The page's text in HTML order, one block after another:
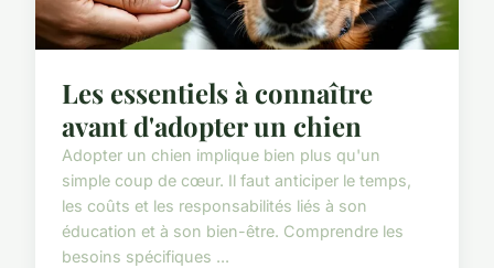
Les essentiels à connaître
avant d'adopter un chien
Adopter un chien implique bien plus qu'un
simple coup de cœur. Il faut anticiper le temps,
les coûts et les responsabilités liés à son
éducation et à son bien-être. Comprendre les
besoins spécifiques ...